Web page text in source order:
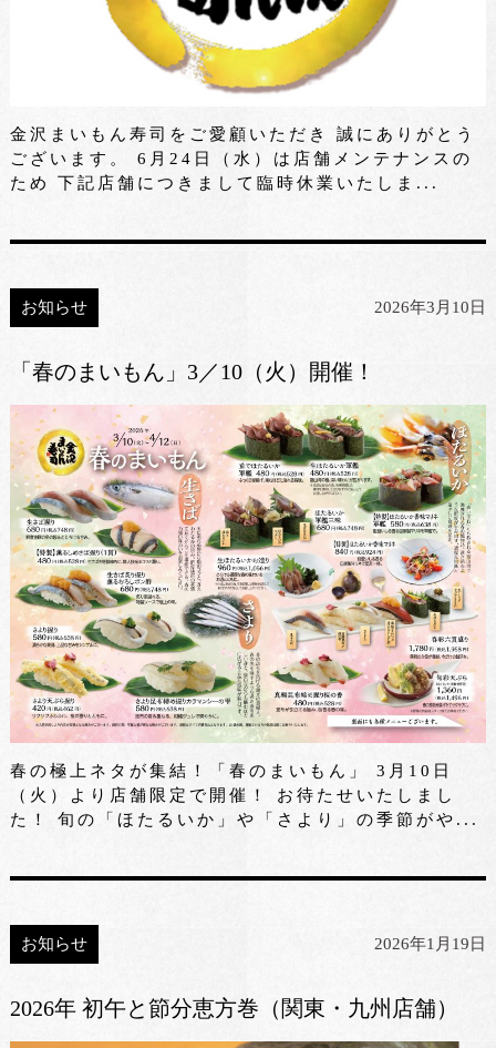
金沢まいもん寿司をご愛顧いただき 誠にありがとう
ございます。 6月24日（水）は店舗メンテナンスの
ため 下記店舗につきまして臨時休業いたしま...
お知らせ 2026年3月10日
「春のまいもん」3／10（火）開催！
春の極上ネタが集結！「春のまいもん」 3月10日
（火）より店舗限定で開催！ お待たせいたしまし
た！ 旬の「ほたるいか」や「さより」の季節がや...
お知らせ 2026年1月19日
2026年 初午と節分恵方巻（関東・九州店舗）